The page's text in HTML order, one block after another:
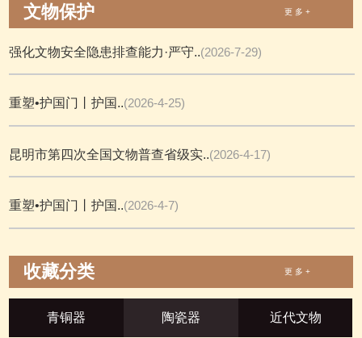
文物保护 更 多 +
强化文物安全隐患排查能力·严守..(2026-7-29)
重塑•护国门丨护国..(2026-4-25)
昆明市第四次全国文物普查省级实..(2026-4-17)
重塑•护国门丨护国..(2026-4-7)
收藏分类 更 多 +
青铜器 陶瓷器 近代文物